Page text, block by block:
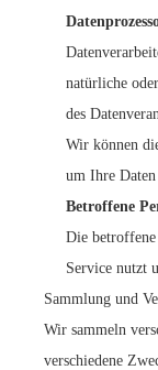
natürliche
des
Wir können
um Ihre
Betroffene
Die betroffene
Service nutzt
Sammlung und
Wir sammeln
verschiedene